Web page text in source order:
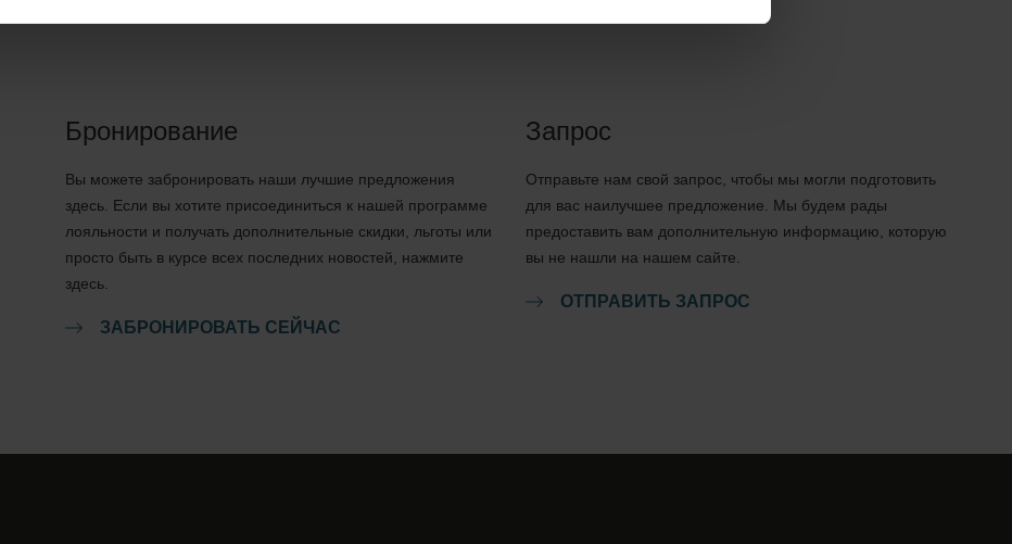
Бронирование
Вы можете забронировать наши лучшие предложения
здесь. Если вы хотите присоединиться к нашей программе
лояльности и получать дополнительные скидки, льготы или
просто быть в курсе всех последних новостей, нажмите
здесь.
ЗАБРОНИРОВАТЬ СЕЙЧАС
Запрос
Отправьте нам свой запрос, чтобы мы могли подготовить
для вас наилучшее предложение. Мы будем рады
предоставить вам дополнительную информацию, которую
вы не нашли на нашем сайте.
ОТПРАВИТЬ ЗАПРОС